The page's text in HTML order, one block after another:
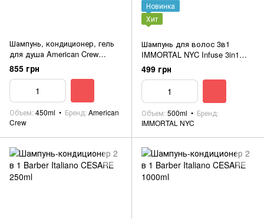
Шампунь, кондиционер, гель
для душа American Crew
CLASSIC 3-IN-1 TEA TREE 450
мл
855 грн
Объем 450ml Бренд American
Crew
Новинка
Хит
Шампунь для волос 3в1
IMMORTAL NYC Infuse 3in1
(шампунь, гель для душа,
кондиционер) 500ml
499 грн
Объем 500ml
Бренд
IMMORTAL NYC